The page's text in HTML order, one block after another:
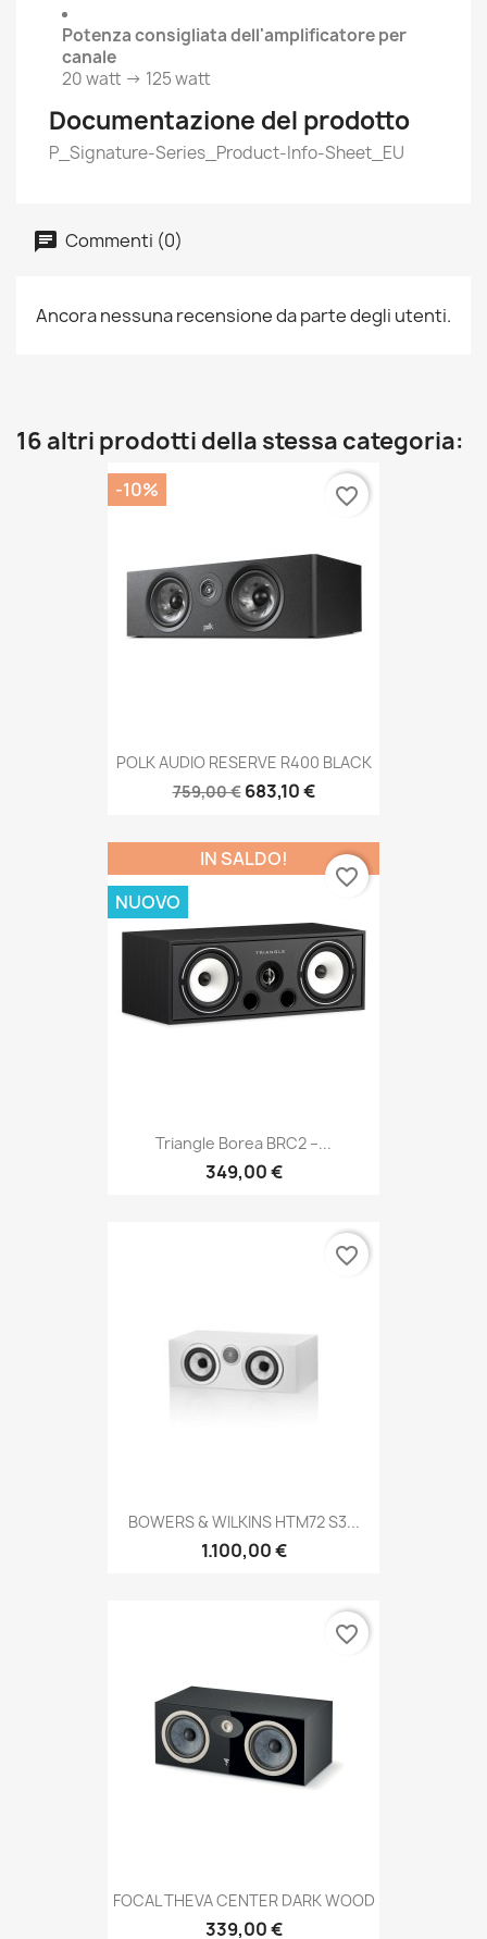
Potenza consigliata dell'amplificatore per
canale
20 watt → 125 watt
Documentazione del prodotto
P_Signature-Series_Product-Info-Sheet_EU
Commenti (0)
Ancora nessuna recensione da parte degli utenti.
16 altri prodotti della stessa categoria:
POLK AUDIO RESERVE R400 BLACK
759,00 € 683,10 €
-10% favorite_border
Triangle Borea BRC2 –...
349,00 €
IN SALDO!
NUOVO
favorite_border
BOWERS & WILKINS HTM72 S3...
1.100,00 €
favorite_border
FOCAL THEVA CENTER DARK WOOD
339,00 €
favorite_border